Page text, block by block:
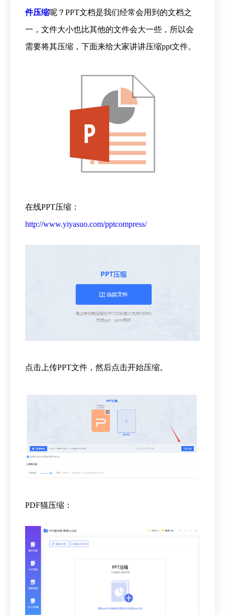
件压缩呢？PPT文档是我们经常会用到的文档之
一，文件大小也比其他的文件会大一些，所以会
需要将其压缩，下面来给大家讲讲压缩ppt文件。
在线PPT压缩：
http://www.yiyasuo.com/pptcompress/
点击上传PPT文件，然后点击开始压缩。
PDF猫压缩：